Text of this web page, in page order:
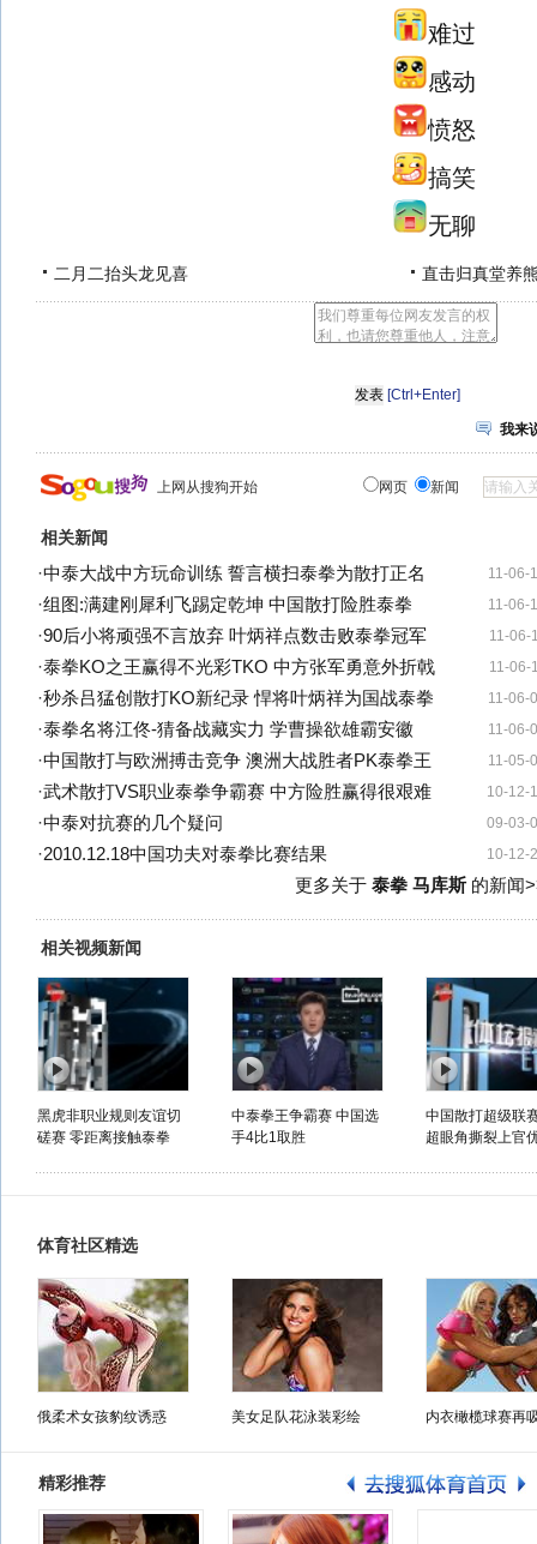
难过
感动
愤怒
搞笑
无聊
二月二抬头龙见喜 直击归真堂养
[Ctrl+Enter]
我来
上网从搜狗开始 网页 新闻
相关新闻
11-06-
·中泰大战中方玩命训练 誓言横扫泰拳为散打正名
11-06-
·组图:满建刚犀利飞踢定乾坤 中国散打险胜泰拳
11-06-
·90后小将顽强不言放弃 叶炳祥点数击败泰拳冠军
11-06-
·泰拳KO之王赢得不光彩TKO 中方张军勇意外折戟
11-06-
·秒杀吕猛创散打KO新纪录 悍将叶炳祥为国战泰拳
11-06-
·泰拳名将江佟-猜备战藏实力 学曹操欲雄霸安徽
11-05-
·中国散打与欧洲搏击竞争 澳洲大战胜者PK泰拳王
10-12-
·武术散打VS职业泰拳争霸赛 中方险胜赢得很艰难
09-03-
·中泰对抗赛的几个疑问
10-12-
·2010.12.18中国功夫对泰拳比赛结果
更多关于 泰拳 马库斯的新闻
相关视频新闻
黑虎非职业规则友谊切
磋赛 零距离接触泰拳
中泰拳王争霸赛 中国选
手4比1取胜
中国散打超级联
超眼角撕裂上官
体育社区精选
俄柔术女孩豹纹诱惑 美女足队花泳装彩绘 内衣橄榄球赛再
精彩推荐